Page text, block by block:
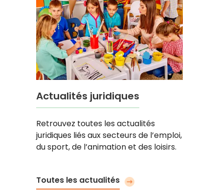
Actualités juridiques
Retrouvez toutes les actualités
juridiques liés aux secteurs de l’emploi,
du sport, de l’animation et des loisirs.
Toutes les actualités